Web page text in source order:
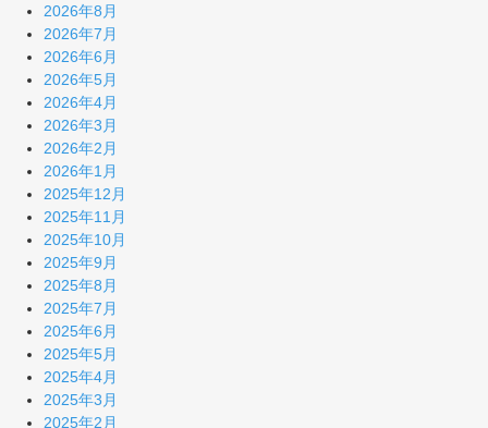
2026年8月
2026年7月
2026年6月
2026年5月
2026年4月
2026年3月
2026年2月
2026年1月
2025年12月
2025年11月
2025年10月
2025年9月
2025年8月
2025年7月
2025年6月
2025年5月
2025年4月
2025年3月
2025年2月